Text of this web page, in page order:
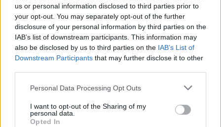
us or personal information disclosed to third parties prior to
your opt-out. You may separately opt-out of the further
disclosure of your personal information by third parties on the
IAB’s list of downstream participants. This information may
also be disclosed by us to third parties on the IAB’s List of
Downstream Participants that may further disclose it to other
Please note that this website/app uses one or more Google
not limited to your visit or usage behaviour. You may click to
grant or deny consent to Google and its third-party tags to
Personal Data Processing Opt Outs
I want to opt-out of the Sharing of my
personal data.
Opted In